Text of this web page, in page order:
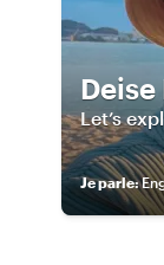
Deise
Let’s
Je parle: